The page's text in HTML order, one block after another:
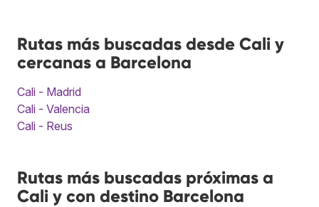
Rutas más buscadas desde Cali y
cercanas a Barcelona
Cali - Madrid
Cali - Valencia
Cali - Reus
Rutas más buscadas próximas a
Cali y con destino Barcelona